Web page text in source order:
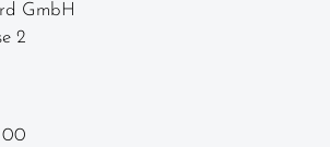
GmbH
2
00